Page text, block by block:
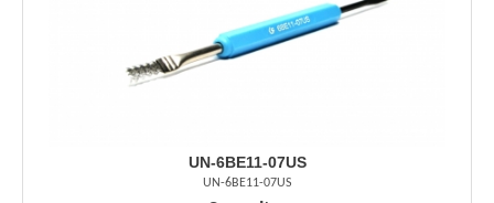
UN-6BE11-07US
UN-6BE11-07US